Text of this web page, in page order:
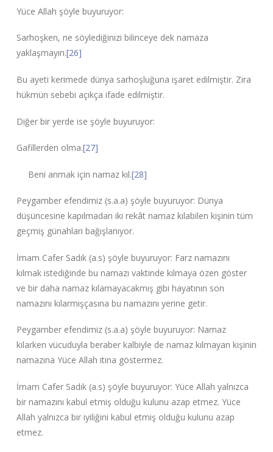
Yüce Allah şöyle buyuruyor:
Sarhoşken, ne söylediğinizi bilinceye dek namaza
yaklaşmayın.[26]
Bu ayeti kerimede dünya sarhoşluğuna işaret edilmiştir. Zira
hükmün sebebi açıkça ifade edilmiştir.
Diğer bir yerde ise şöyle buyuruyor:
Gafillerden olma.[27]
Beni anmak için namaz kıl.[28]
Peygamber efendimiz (s.a.a) şöyle buyuruyor: Dünya
düşüncesine kapılmadan iki rekât namaz kılabilen kişinin tüm
geçmiş günahları bağışlanıyor.
İmam Cafer Sadık (a.s) şöyle buyuruyor: Farz namazını
kılmak istediğinde bu namazı vaktinde kılmaya özen göster
ve bir daha namaz kılamayacakmış gibi hayatının son
namazını kılarmışçasına bu namazını yerine getir.
Peygamber efendimiz (s.a.a) şöyle buyuruyor: Namaz
kılarken vücuduyla beraber kalbiyle de namaz kılmayan kişinin
namazına Yüce Allah itina göstermez.
İmam Cafer Sadık (a.s) şöyle buyuruyor: Yüce Allah yalnızca
bir namazını kabul etmiş olduğu kulunu azap etmez. Yüce
Allah yalnızca bir iyiliğini kabul etmiş olduğu kulunu azap
etmez.